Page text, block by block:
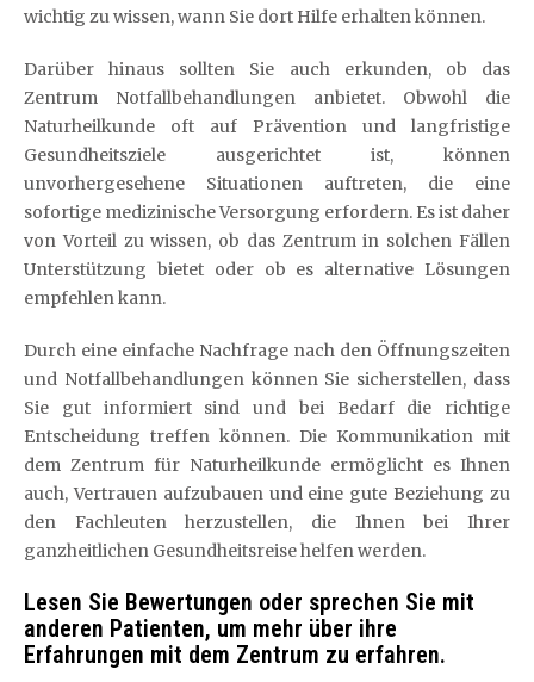
wichtig zu wissen, wann Sie dort Hilfe erhalten können.
Darüber hinaus sollten Sie auch erkunden, ob das
Zentrum Notfallbehandlungen anbietet. Obwohl die
Naturheilkunde oft auf Prävention und langfristige
Gesundheitsziele ausgerichtet ist, können
unvorhergesehene Situationen auftreten, die eine
sofortige medizinische Versorgung erfordern. Es ist daher
von Vorteil zu wissen, ob das Zentrum in solchen Fällen
Unterstützung bietet oder ob es alternative Lösungen
empfehlen kann.
Durch eine einfache Nachfrage nach den Öffnungszeiten
und Notfallbehandlungen können Sie sicherstellen, dass
Sie gut informiert sind und bei Bedarf die richtige
Entscheidung treffen können. Die Kommunikation mit
dem Zentrum für Naturheilkunde ermöglicht es Ihnen
auch, Vertrauen aufzubauen und eine gute Beziehung zu
den Fachleuten herzustellen, die Ihnen bei Ihrer
ganzheitlichen Gesundheitsreise helfen werden.
Lesen Sie Bewertungen oder sprechen Sie mit
anderen Patienten, um mehr über ihre
Erfahrungen mit dem Zentrum zu erfahren.